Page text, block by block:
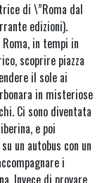
di \”Roma dal
edizioni).
in tempi in
scoprire piazza
il sole ai
in misteriose
Ci sono diventata
e poi
un autobus con un
i
Invece di provare